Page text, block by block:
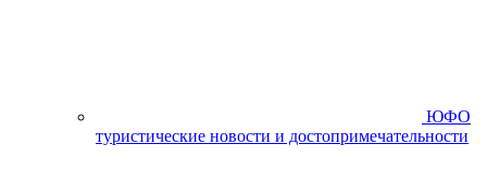
ЮФО
туристические новости и достопримечательности